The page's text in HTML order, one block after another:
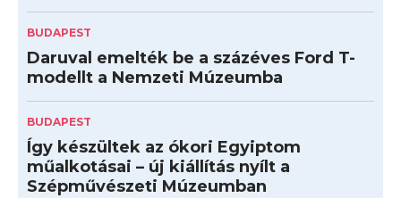
BUDAPEST
Daruval emelték be a százéves Ford T-
modellt a Nemzeti Múzeumba
BUDAPEST
Így készültek az ókori Egyiptom
műalkotásai – új kiállítás nyílt a
Szépművészeti Múzeumban